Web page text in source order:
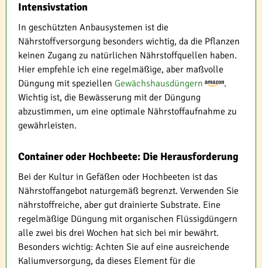
Intensivstation
In geschützten Anbausystemen ist die
Nährstoffversorgung besonders wichtig, da die Pflanzen
keinen Zugang zu natürlichen Nährstoffquellen haben.
Hier empfehle ich eine regelmäßige, aber maßvolle
Düngung mit speziellen Gewächshausdüngern
.
Wichtig ist, die Bewässerung mit der Düngung
abzustimmen, um eine optimale Nährstoffaufnahme zu
gewährleisten.
Container oder Hochbeete: Die Herausforderung
Bei der Kultur in Gefäßen oder Hochbeeten ist das
Nährstoffangebot naturgemäß begrenzt. Verwenden Sie
nährstoffreiche, aber gut drainierte Substrate. Eine
regelmäßige Düngung mit organischen Flüssigdüngern
alle zwei bis drei Wochen hat sich bei mir bewährt.
Besonders wichtig: Achten Sie auf eine ausreichende
Kaliumversorgung, da dieses Element für die